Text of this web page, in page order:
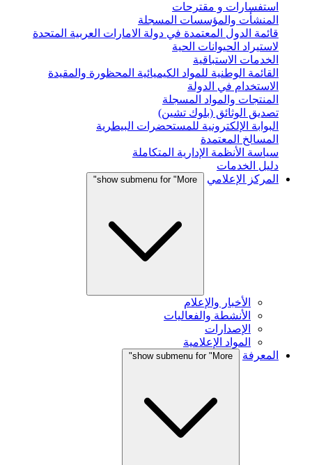
استفسارات و مقترحات
المنشأت والمؤسسات المسجلة
قائمة الدول المعتمدة في دولة الامارات العربية المتحدة
لاستيراد الحيوانات الحية
الخدمات الاستباقية
القائمة الوطنية للمواد الكيميائية المحظورة والمقيدة
الاستخدام في الدولة
المنتجات والمواد المسجلة
تصديق الوثائق (بلوك تشين)
البوابة الإلكترونية للمستحضرات البيطرية
المسالخ المعتمدة
سياسة الأنظمة الإدارية المتكاملة
دليل الخدمات
المركز الإعلامي
show submenu for "More"
الأخبار والإعلام
الأنشطة والفعاليات
الإصدارات
المواد الإعلامية
المعرفة
show submenu for "More"